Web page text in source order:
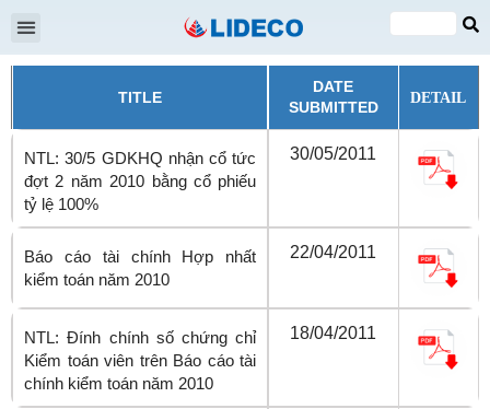
EN
TITLE
DATE
SUBMITTED
DETAIL
NTL: 30/5 GDKHQ nhận cổ tức
đợt 2 năm 2010 bằng cổ phiếu
tỷ lệ 100%
30/05/2011
Báo cáo tài chính Hợp nhất
kiểm toán năm 2010
22/04/2011
NTL: Đính chính số chứng chỉ
Kiểm toán viên trên Báo cáo tài
chính kiểm toán năm 2010
18/04/2011